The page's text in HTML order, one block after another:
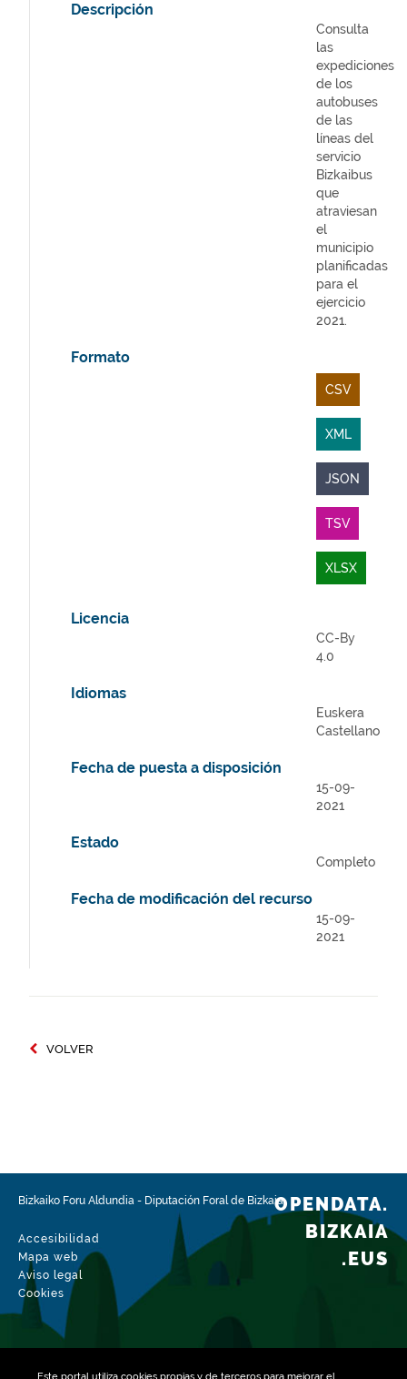
Descripción
Consulta
las
expediciones
de los
autobuses
de las
líneas del
servicio
Bizkaibus
que
atraviesan
el
municipio
planificadas
para el
ejercicio
2021.
Formato
CSV
XML
JSON
TSV
XLSX
Licencia
CC-By
4.0
Idiomas
Euskera
Castellano
Fecha de puesta a disposición
15-09-
2021
Estado
Completo
Fecha de modificación del recurso
15-09-
2021
VOLVER
Bizkaiko Foru Aldundia - Diputación Foral de Bizkaia
Accesibilidad
Mapa web
Aviso legal
Cookies
OPENDATA.
BIZKAIA
.EUS